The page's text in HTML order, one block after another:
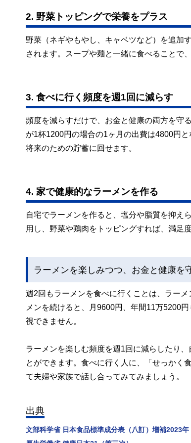
2. 野菜トッピングで栄養をプラス
野菜（ネギやもやし、キャベツなど）を追加
されます。スープや麺と一緒に食べることで
3. 食べに行く頻度を週1回に減らす
頻度を減らすだけで、お金と健康の両方を守
が1杯1200円の場合の1ヶ月の出費は4800円
将来のための貯蓄に回せます。
4. 家で健康的なラーメンを作る
自宅でラーメンを作ると、塩分や脂質を抑え
用し、野菜や鶏肉をトッピングすれば、満足
ラーメンを楽しみつつ、お金と健康を
週2回もラーメンを食べに行くことは、ラー
メンを続けると、月9600円、年間11万5200
視できません。
ラーメンを楽しむ頻度を週1回に減らしたり
とができます。食べに行く人に、「せっかく
て夫婦や家族で話し合ってみてみましょう。
出典
文部科学省 日本食品標準成分表（八訂）増補2023年